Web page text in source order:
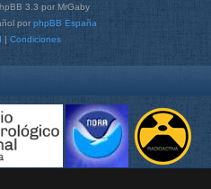
3.3 por MrGaby
por phpBB España
| Condiciones